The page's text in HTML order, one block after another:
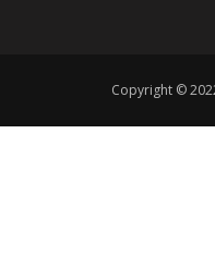
Copyright ©